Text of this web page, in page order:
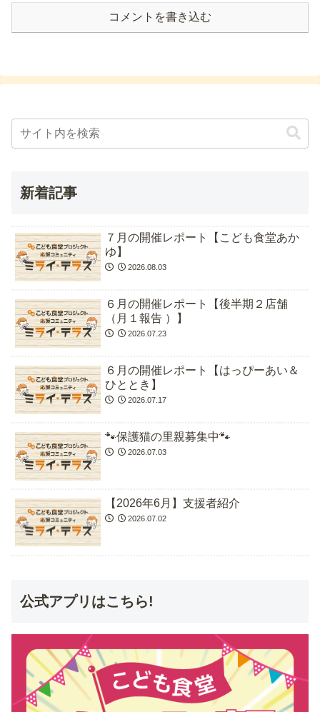
コメントを書き込む
新着記事
７月の開催レポート【こども食堂あか
ゆ】
2026.08.03
６月の開催レポート【後半期２店舗
（月１報告 ）】
2026.07.23
６月の開催レポート【はっぴーあい＆
ひととき】
2026.07.17
🐾保護猫の里親募集中🐾
2026.07.03
【2026年6月】支援者紹介
2026.07.02
公式アプリはこちら!